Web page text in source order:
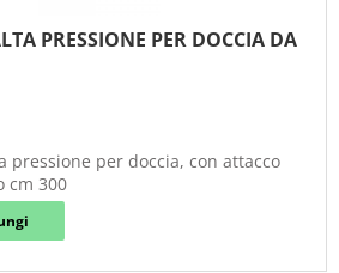
PRESSIONE PER DOCCIA DA
pressione per doccia, con attacco
cm 300